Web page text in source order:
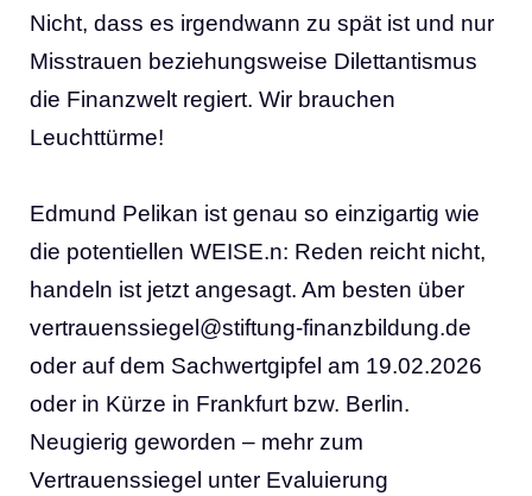
Nicht, dass es irgendwann zu spät ist und nur
Misstrauen beziehungsweise Dilettantismus
die Finanzwelt regiert. Wir brauchen
Leuchttürme!
Edmund Pelikan ist genau so einzigartig wie
die potentiellen WEISE.n: Reden reicht nicht,
handeln ist jetzt angesagt. Am besten über
vertrauenssiegel@stiftung-finanzbildung.de
oder auf dem Sachwertgipfel am 19.02.2026
oder in Kürze in Frankfurt bzw. Berlin.
Neugierig geworden – mehr zum
Vertrauenssiegel unter Evaluierung